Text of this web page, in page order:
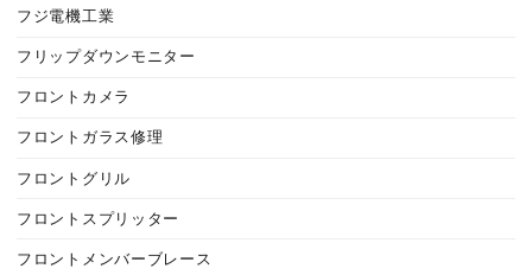
フジ電機工業
フリップダウンモニター
フロントカメラ
フロントガラス修理
フロントグリル
フロントスプリッター
フロントメンバーブレース